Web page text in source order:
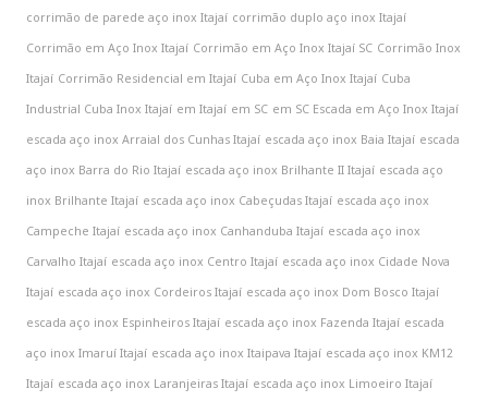
corrimão de parede aço inox Itajaí corrimão duplo aço inox Itajaí
Corrimão em Aço Inox Itajaí Corrimão em Aço Inox Itajaí SC Corrimão Inox
Itajaí Corrimão Residencial em Itajaí Cuba em Aço Inox Itajaí Cuba
Industrial Cuba Inox Itajaí em Itajaí em SC em SC Escada em Aço Inox Itajaí
escada aço inox Arraial dos Cunhas Itajaí escada aço inox Baia Itajaí escada
aço inox Barra do Rio Itajaí escada aço inox Brilhante II Itajaí escada aço
inox Brilhante Itajaí escada aço inox Cabeçudas Itajaí escada aço inox
Campeche Itajaí escada aço inox Canhanduba Itajaí escada aço inox
Carvalho Itajaí escada aço inox Centro Itajaí escada aço inox Cidade Nova
Itajaí escada aço inox Cordeiros Itajaí escada aço inox Dom Bosco Itajaí
escada aço inox Espinheiros Itajaí escada aço inox Fazenda Itajaí escada
aço inox Imaruí Itajaí escada aço inox Itaipava Itajaí escada aço inox KM12
Itajaí escada aço inox Laranjeiras Itajaí escada aço inox Limoeiro Itajaí